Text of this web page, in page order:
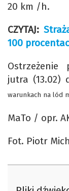
20 km /h.
CZYTAJ:
100
jutra (13.02)
warunkach na lód
MaTo / opr.
Fot. Piotr